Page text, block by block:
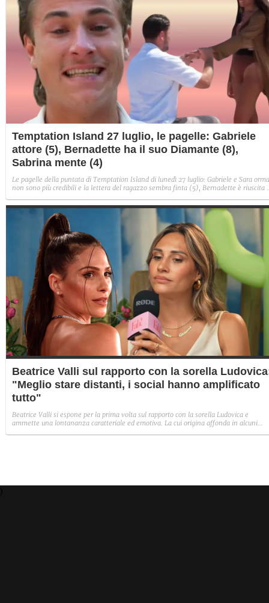
Temptation Island 27 luglio, le pagelle: Gabriele
attore (5), Bernadette ha il suo Diamante (8),
Sabrina mente (4)
Le pagelle della puntata di Temptation Island di lunedì 27 luglio: Gabriele e Sara
non sono più credibili e la lettera del ragazzo sembra finta (5), Bernadette è riuscita
Giovanni che se stessa in un solo momento (4).
Beatrice Valli sul rapporto con la sorella
"Meglio stare distanti, i social hanno amplificato
tutto"
Beatrice Valli si espone per la prima volta sul rapporto con la sorella Ludovica e
ammette una lontananza caratteriale ed emotiva. La cui origina affonda in alcuni